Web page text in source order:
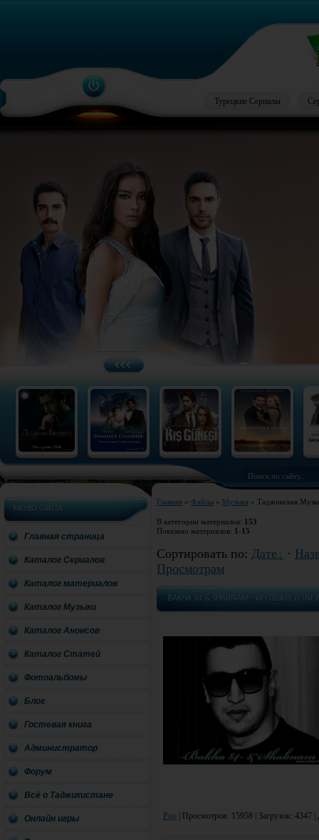
Турецкие Сериалы
МЕНЮ САЙТА
Главная страница
Каталог Сериалов
Каталог материалов
Каталог Музыки
Каталог Анонсов
Каталог Статей
Фотоальбомы
Блог
Гостевая книга
Администратор
Форум
Всё о Таджикистане
Онлайн игры
Главная » Файлы » Музыка » Таджикская
В категории материалов: 153
Показано материалов: 1-15
Сортировать по: Дате ·
Просмотрам
BAKHA 84 & SHABNAM - ИН ОШИК,И
Pop Просмотров: 15958 | Загрузок: 4347